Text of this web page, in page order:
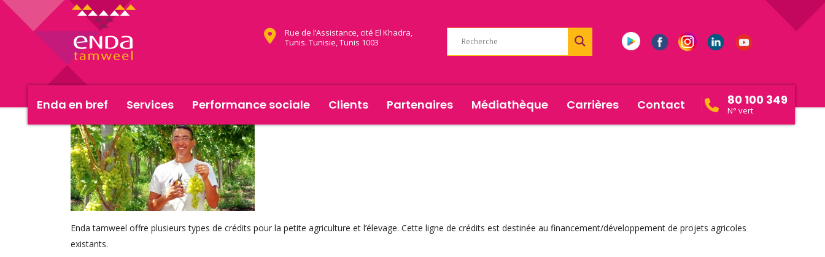
Rue de l’Assistance, cité El Khadra,
Tunis. Tunisie, Tunis 1003
Enda en bref Services Performance sociale Clients Partenaires Médiathèque Carrières Contact 80 100 349
N° vert
Enda tamweel offre plusieurs types de crédits pour la petite agriculture et l’élevage. Cette ligne de crédits est destinée au financement/développement de projets agricoles
existants.